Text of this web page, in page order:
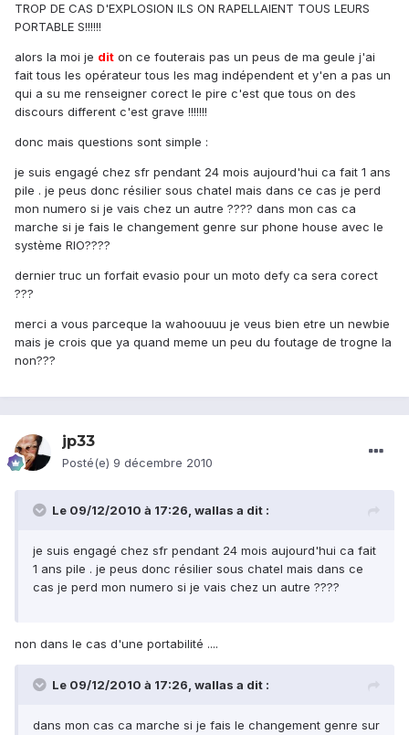
TROP DE CAS D'EXPLOSION ILS ON RAPELLAIENT TOUS LEURS
PORTABLE S!!!!!!
alors la moi je dit on ce fouterais pas un peus de ma geule j'ai
fait tous les opérateur tous les mag indépendent et y'en a pas un
qui a su me renseigner corect le pire c'est que tous on des
discours different c'est grave !!!!!!!
donc mais questions sont simple :
je suis engagé chez sfr pendant 24 mois aujourd'hui ca fait 1 ans
pile . je peus donc résilier sous chatel mais dans ce cas je perd
mon numero si je vais chez un autre ???? dans mon cas ca
marche si je fais le changement genre sur phone house avec le
système RIO????
dernier truc un forfait evasio pour un moto defy ca sera corect
???
merci a vous parceque la wahoouuu je veus bien etre un newbie
mais je crois que ya quand meme un peu du foutage de trogne la
non???
jp33
Posté(e) 9 décembre 2010
Le 09/12/2010 à 17:26, wallas a dit :
je suis engagé chez sfr pendant 24 mois aujourd'hui ca fait
1 ans pile . je peus donc résilier sous chatel mais dans ce
cas je perd mon numero si je vais chez un autre ????
non dans le cas d'une portabilité ....
Le 09/12/2010 à 17:26, wallas a dit :
dans mon cas ca marche si je fais le changement genre sur